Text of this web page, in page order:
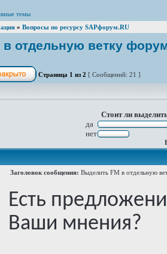
темы
» Вопросы по ресурсу SAPфорум.RU
отдельную ветку
Страница 1 из 2 [ Сообщений: 21 ]
Стоит ли
да
нет
Заголовок сообщения: Выделить FM в отдельную
Есть
Ваши мнения?